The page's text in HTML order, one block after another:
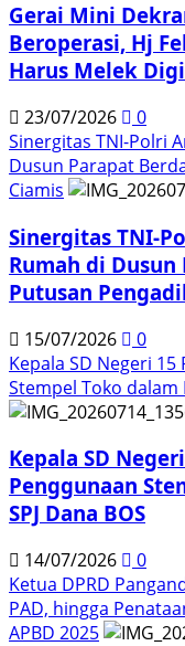
Gerai Mini
Beroperasi, Hj
Harus Melek
23/07/2026
0
Sinergitas TNI-Polri
Dusun Parapat
Ciamis
Sinergitas TNI-
Rumah di
Putusan
15/07/2026
0
Kepala SD Negeri
Stempel Toko dalam
Kepala SD
Penggunaan
SPJ Dana BOS
14/07/2026
0
Ketua DPRD
PAD, hingga
APBD 2025